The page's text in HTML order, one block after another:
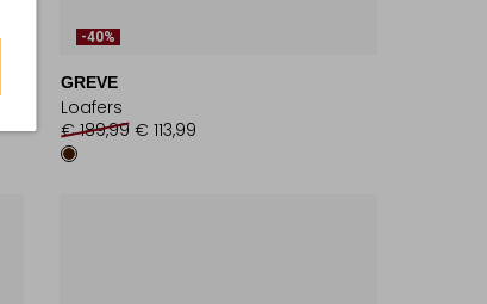
-40%
GREVE
Loafers
€ 189,99 € 113,99